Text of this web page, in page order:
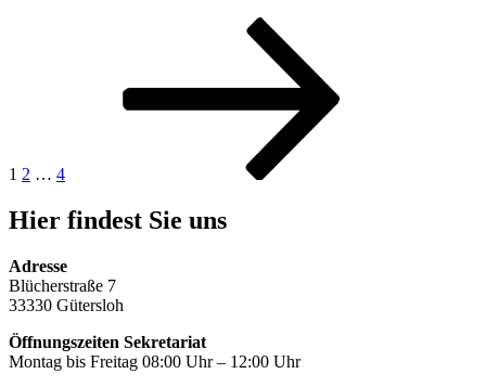
1 2 … 4
Hier findest Sie uns
Adresse
Blücherstraße 7
33330 Gütersloh
Öffnungszeiten Sekretariat
Montag bis Freitag 08:00 Uhr – 12:00 Uhr